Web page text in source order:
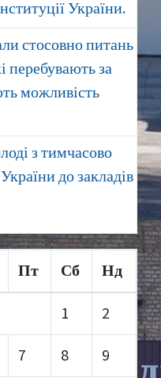
України.
стосовно питань
перебувають за
можливість
з тимчасово
до закладів
Пт Сб Нд
1 2
7 8 9